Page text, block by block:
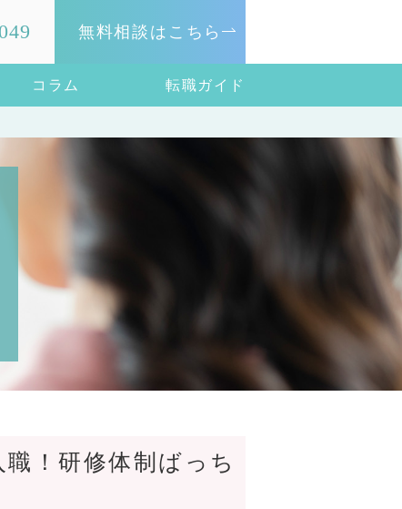
無料相談はこちら
コラム 転職ガイド
！研修体制ばっち